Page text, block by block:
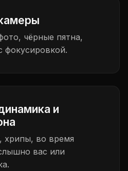
чёрные пятна,
фокусировкой.
и
хрипы, во время
вас или